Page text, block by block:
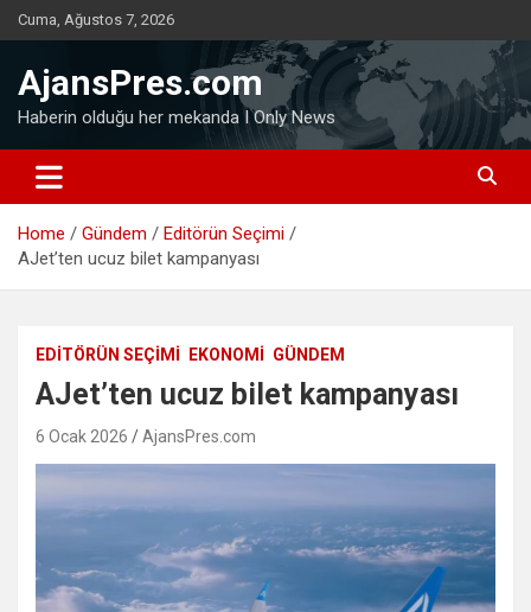
Skip
to
Cuma, Ağustos 7, 2026
AjansPres.com
Haberin olduğu her mekanda I Only News
Home Gündem
Editörün Seçimi
AJet’ten ucuz bilet kampanyası
EDITÖRÜN SEÇIMI EKONOMI GÜNDEM
AJet’ten ucuz bilet kampanyası
6 Ocak 2026 AjansPres.com